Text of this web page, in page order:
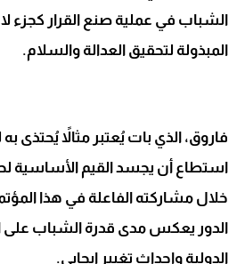
الشباب في عملية صنع القرار كجزء
المبذولة لتحقيق العدالة والسلام.
فاروق، الذي بات يُعتبر مثالاً يُحتذى
استطاع أن يجسد القيم الأساسية
خلال مشاركته الفاعلة في هذا
الدور يعكس مدى قدرة الشباب على
الدولية وإحداث تغيير إيجابي.